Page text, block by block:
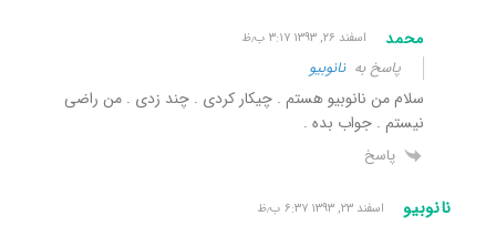
محمد اسفند ۲۶, ۱۳۹۳ ۳:۱۷ ب٫ظ
پاسخ بهنانوبیو
سلام من نانوبیو هستم . چیکار کردی . چند زدی . من راضی
نیستم . جواب بده .
پاسخ
نانوبیو اسفند ۲۳, ۱۳۹۳ ۶:۳۷ ب٫ظ